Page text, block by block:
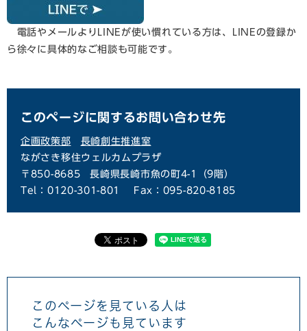
電話やメールよりLINEが使い慣れている方は、LINEの登録か
ら徐々に具体的なご相談も可能です。
このページに関するお問い合わせ先
企画政策部
長崎創生推進室
ながさき移住ウェルカムプラザ
〒850-8685
長崎県長崎市魚の町4-1（9階）
Tel：0120-301-801
Fax：095-820-8185
このページを見ている人は
こんなページも見ています